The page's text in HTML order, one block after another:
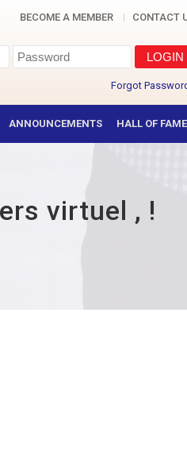
BECOME A MEMBER CONTACT
Forgot
ANNOUNCEMENTS HALL OF FAME
virtuel , !